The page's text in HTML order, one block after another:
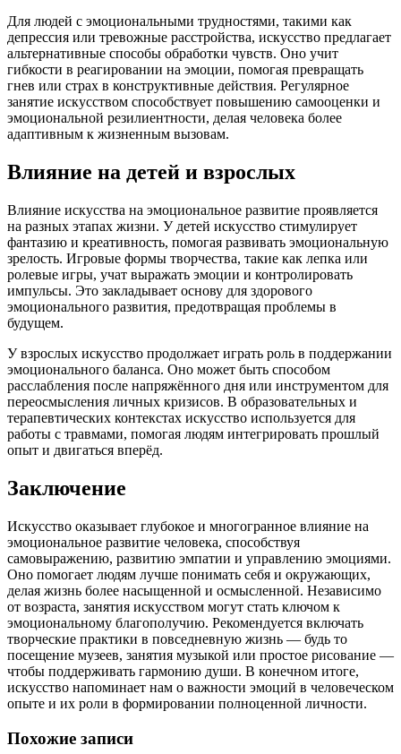
Для людей с эмоциональными трудностями, такими как
депрессия или тревожные расстройства, искусство предлагает
альтернативные способы обработки чувств. Оно учит
гибкости в реагировании на эмоции, помогая превращать
гнев или страх в конструктивные действия. Регулярное
занятие искусством способствует повышению самооценки и
эмоциональной резилиентности, делая человека более
адаптивным к жизненным вызовам.
Влияние на детей и взрослых
Влияние искусства на эмоциональное развитие проявляется
на разных этапах жизни. У детей искусство стимулирует
фантазию и креативность, помогая развивать эмоциональную
зрелость. Игровые формы творчества, такие как лепка или
ролевые игры, учат выражать эмоции и контролировать
импульсы. Это закладывает основу для здорового
эмоционального развития, предотвращая проблемы в
будущем.
У взрослых искусство продолжает играть роль в поддержании
эмоционального баланса. Оно может быть способом
расслабления после напряжённого дня или инструментом для
переосмысления личных кризисов. В образовательных и
терапевтических контекстах искусство используется для
работы с травмами, помогая людям интегрировать прошлый
опыт и двигаться вперёд.
Заключение
Искусство оказывает глубокое и многогранное влияние на
эмоциональное развитие человека, способствуя
самовыражению, развитию эмпатии и управлению эмоциями.
Оно помогает людям лучше понимать себя и окружающих,
делая жизнь более насыщенной и осмысленной. Независимо
от возраста, занятия искусством могут стать ключом к
эмоциональному благополучию. Рекомендуется включать
творческие практики в повседневную жизнь — будь то
посещение музеев, занятия музыкой или простое рисование —
чтобы поддерживать гармонию души. В конечном итоге,
искусство напоминает нам о важности эмоций в человеческом
опыте и их роли в формировании полноценной личности.
Похожие записи